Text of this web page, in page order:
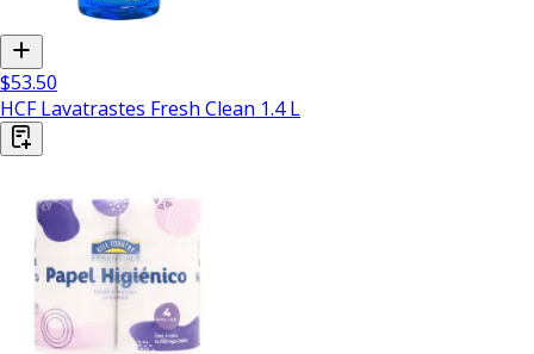
$53.50
HCF Lavatrastes Fresh Clean 1.4 L